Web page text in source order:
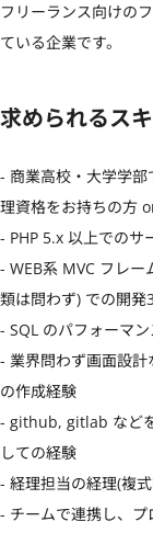
フリーランス向けの
ている企業です。
求められるス
- 商業高校・大学学
理資格をお持ちの方
- PHP 5.x 以上でのサ
- WEB系 MVC フレ
類は問わず) での開発
- SQL のパフォーマ
- 業界問わず画面設
の作成経験
- github, gitlab など
しての経験
- 経理担当の経理(複
- チームで連携し、